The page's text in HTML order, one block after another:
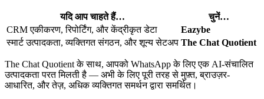
यदि आप चाहते हैं…
चुनें…
CRM एकीकरण, रिपोर्टिंग, और केंद्रीकृत डेटा
Eazybe
स्मार्ट उत्पादकता, व्यक्तिगत संगठन, और शून्य सेटअप The Chat Quotient
The Chat Quotient के साथ, आपको WhatsApp के लिए एक AI-संचालित
उत्पादकता परत मिलती है — अभी के लिए पूरी तरह से मुफ़्त, ब्राउज़र-
आधारित, और तेज़, अधिक व्यक्तिगत समर्थन द्वारा समर्थित।